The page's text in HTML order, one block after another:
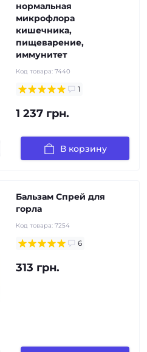
нормальная
микрофлора
кишечника,
пищеварение,
иммунитет
Код товара: 7440
1
1 237 грн.
В корзину
Бальзам Спрей для
горла
Код товара: 7254
6
313 грн.